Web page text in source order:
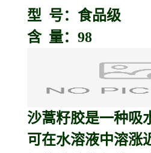
型 号：食品级
含 量：98
沙蒿籽胶是一种吸
可在水溶液中溶涨